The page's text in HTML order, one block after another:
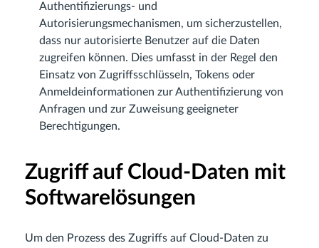
Authentifizierungs- und
Autorisierungsmechanismen, um sicherzustellen,
dass nur autorisierte Benutzer auf die Daten
zugreifen können. Dies umfasst in der Regel den
Einsatz von Zugriffsschlüsseln, Tokens oder
Anmeldeinformationen zur Authentifizierung von
Anfragen und zur Zuweisung geeigneter
Berechtigungen.
Zugriff auf Cloud-Daten mit
Softwarelösungen
Um den Prozess des Zugriffs auf Cloud-Daten zu